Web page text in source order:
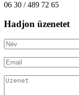
06 30 / 489 72 65
Hadjon üzenetet